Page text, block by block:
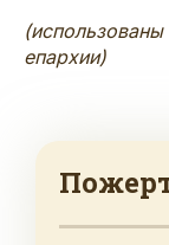
епархии)